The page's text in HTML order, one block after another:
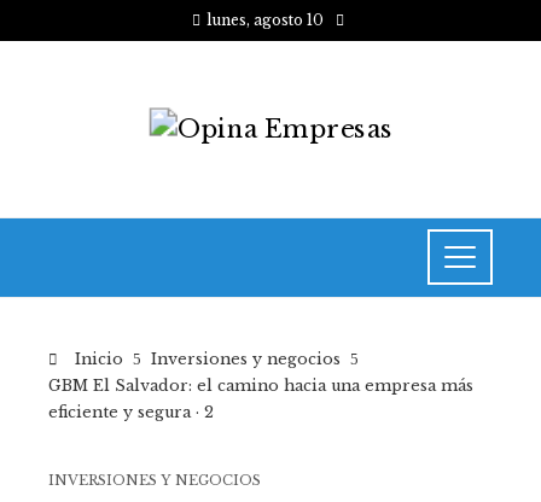
lunes, agosto 10
Inicio
Inversiones y negocios
GBM El Salvador: el camino hacia una empresa más
eficiente y segura · 2
INVERSIONES Y NEGOCIOS